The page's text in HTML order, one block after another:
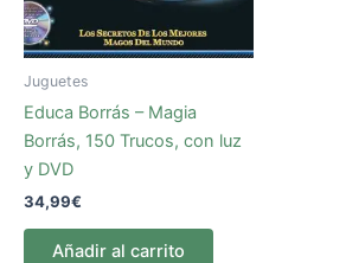
Juguetes
Educa Borrás – Magia
Borrás, 150 Trucos, con luz
y DVD
34,99€
Añadir al carrito